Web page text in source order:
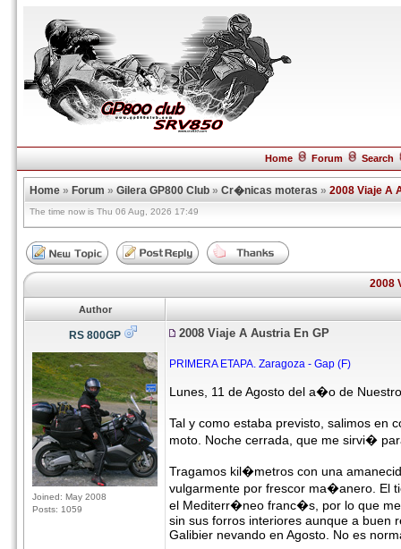
Home Forum Search
Home » Forum » Gilera GP800 Club » Cr�nicas moteras » 2008 Viaje A
The time now is Thu 06 Aug, 2026 17:49
2008
Author
RS 800GP
Joined: May 2008
Posts: 1059
2008 Viaje A Austria En GP
PRIMERA ETAPA. Zaragoza - Gap (F)
Lunes, 11 de Agosto del a�o de
Tal y como estaba previsto, salimos en
moto. Noche cerrada, que me sirvi�
Tragamos kil�metros con una
vulgarmente por frescor ma�anero. El
el Mediterr�neo franc�s, por lo que
sin sus forros interiores aunque a buen
Galibier nevando en Agosto. No es